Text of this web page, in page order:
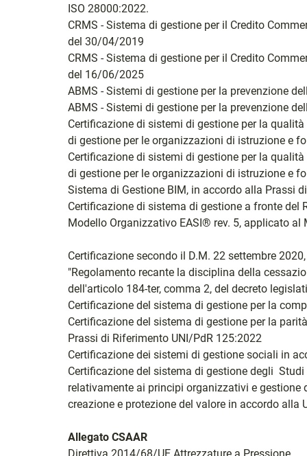
ISO 28000:2022.
CRMS - Sistema di gestione per il Credito
del 30/04/2019
CRMS - Sistema di gestione per il Credito
del 16/06/2025
ABMS - Sistemi di gestione per la prevenzione
ABMS - Sistemi di gestione per la prevenzione
Certificazione di sistemi di gestione per la
di gestione per le organizzazioni di istruzione e
Certificazione di sistemi di gestione per la
di gestione per le organizzazioni di istruzione e
Sistema di Gestione BIM, in accordo alla Prassi
Certificazione di sistema di gestione a fronte
Modello Organizzativo EASI® rev. 5, applicato al
Certificazione secondo il D.M. 22 settembre
"Regolamento recante la disciplina della
dell'articolo 184-ter, comma 2, del decreto
Certificazione del sistema di gestione per la
Certificazione del sistema di gestione per la
Prassi di Riferimento UNI/PdR 125:2022
Certificazione dei sistemi di gestione sociali in
Certificazione del sistema di gestione degli
relativamente ai principi organizzativi e
creazione e protezione del valore in accordo alla
Allegato CSAAR